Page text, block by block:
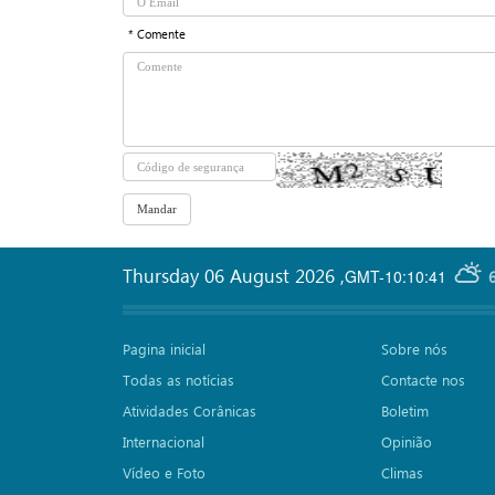
* Comente
GMT-10:10:41
Thursday 06 August 2026 ,
Pagina inicial
Todas as notícias
Atividades Corânicas
Internacional
Vídeo e Foto
Sobre nós
Contacte nos
Boletim
Opinião
Climas